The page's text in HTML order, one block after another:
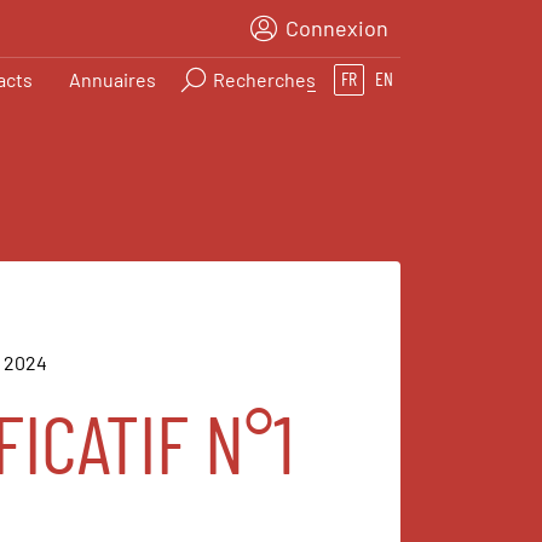
Connexion
Annuaires Recherches FR EN
N°1